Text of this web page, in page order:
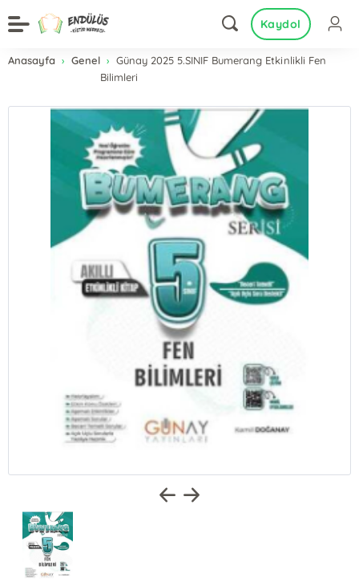
Kaydol
Anasayfa Genel
Günay 2025 5.SINIF Bumerang Etkinlikli Fen
Bilimleri